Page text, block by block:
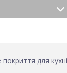
покриття для кухні